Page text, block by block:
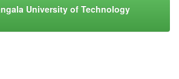
University of Technology